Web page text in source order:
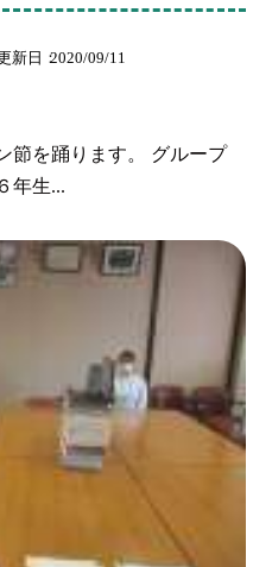
新日 2020/09/11
節を踊ります。 グループ
年生...